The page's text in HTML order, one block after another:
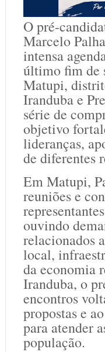
O pré-
Marcelo
intensa
último fim de
Matupi,
Iranduba e
série de
objetivo
lideranças,
de diferentes
Em Matupi,
reuniões e
ouvindo
relacionados
local,
da economia
Iranduba, o
encontros
propostas e
para atender
população.